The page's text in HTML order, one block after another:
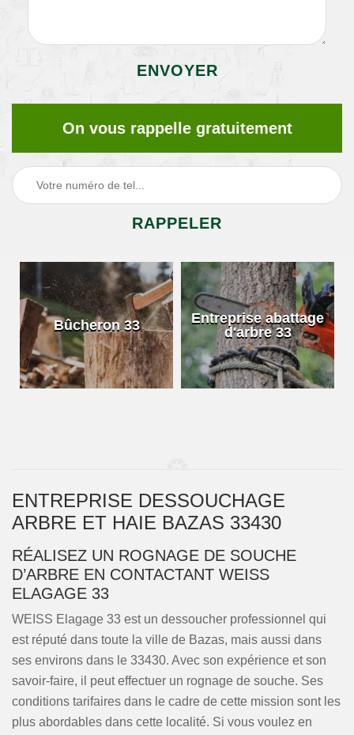
On vous rappelle gratuitement
Bûcheron 33
Entreprise abattage
d'arbre 33
ENTREPRISE DESSOUCHAGE
ARBRE ET HAIE BAZAS 33430
RÉALISEZ UN ROGNAGE DE SOUCHE
D’ARBRE EN CONTACTANT WEISS
ELAGAGE 33
WEISS Elagage 33 est un dessoucher professionnel qui
est réputé dans toute la ville de Bazas, mais aussi dans
ses environs dans le 33430. Avec son expérience et son
savoir-faire, il peut effectuer un rognage de souche. Ses
conditions tarifaires dans le cadre de cette mission sont les
plus abordables dans cette localité. Si vous voulez en